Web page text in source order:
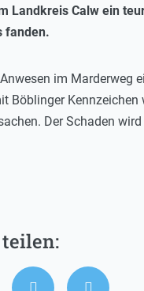
Landkreis Calw ein
fanden.
im Marderweg
Böblinger
Der Schaden